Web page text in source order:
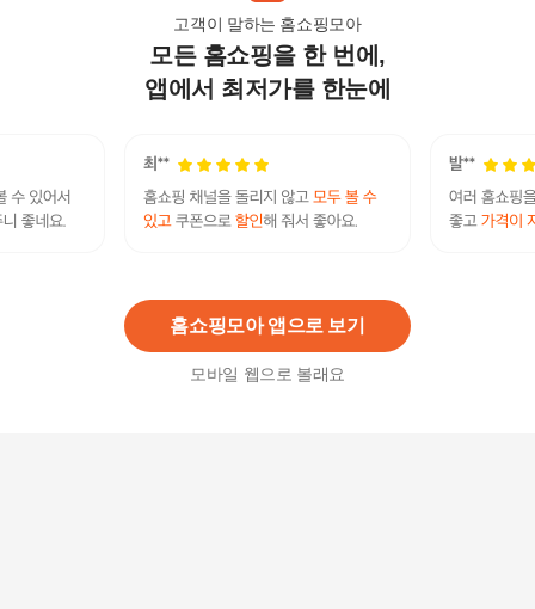
고객이 말하는 홈쇼핑모아
모든 홈쇼핑을 한 번에,
앱에서 최저가를 한눈에
홈쇼핑모아 앱으로 보기
모바일 웹으로 볼래요
미마 보건용마스크 소형 검정 30개입(KF94)
32,900원
10%29,610원
미마 보건용마스크 소형 흰색 30개입(KF94)